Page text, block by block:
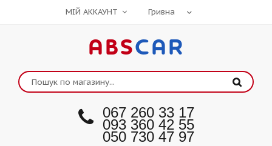
МІЙ АККАУНТ
ABSCAR
067 260 33 17
093 360 42 55
050 730 47 97